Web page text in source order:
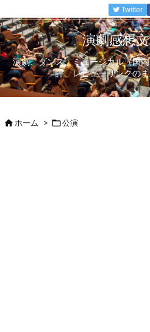
Twitter
演劇感想
演劇、ダンス、ミュージカル（国
評、レビューリンクの
ホーム > 公演